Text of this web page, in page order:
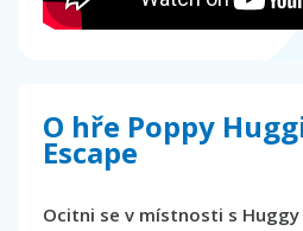
O hře Poppy
Escape
Ocitni se v místnosti s Huggy